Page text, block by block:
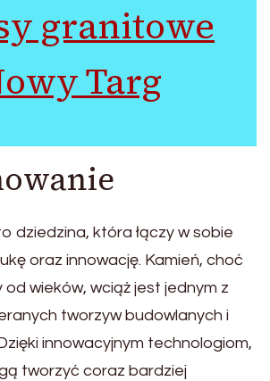
granitowe
Targ
dziedzina, która łączy w sobie
oraz innowację. Kamień, choć
wieków, wciąż jest jednym z
tworzyw budowlanych i
innowacyjnym technologiom,
tworzyć coraz bardziej